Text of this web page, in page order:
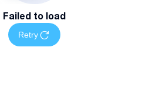
Failed to load
Retry